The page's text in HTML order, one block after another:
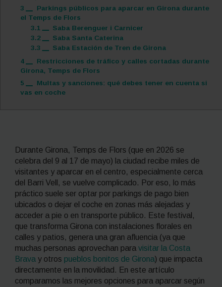
3
Parkings públicos para aparcar en Girona durante
el Temps de Flors
3.1
Saba Berenguer i Carnicer
3.2
Saba Santa Caterina
3.3
Saba Estación de Tren de Girona
4
Restricciones de tráfico y calles cortadas durante
Girona, Temps de Flors
5
Multas y sanciones: qué debes tener en cuenta si
vas en coche
Durante Girona, Temps de Flors (que en 2026 se
celebra del 9 al 17 de mayo) la ciudad recibe miles de
visitantes y aparcar en el centro, especialmente cerca
del Barri Vell, se vuelve complicado. Por eso, lo más
práctico suele ser optar por parkings de pago bien
ubicados o dejar el coche en zonas más alejadas y
acceder a pie o en transporte público. Este festival,
que transforma Girona con instalaciones florales en
calles y patios, genera una gran afluencia (ya que
muchas personas aprovechan para visitar la Costa
Brava y otros pueblos bonitos de Girona) que impacta
directamente en la movilidad. En este artículo
comparamos las mejores opciones para aparcar según